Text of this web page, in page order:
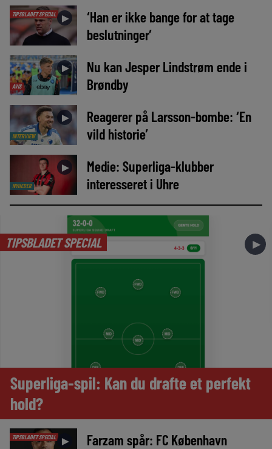
TIPSBLADET SPECIAL ►
‘Han er ikke bange for at tage
beslutninger’
AVIS
►
Nu kan Jesper Lindstrøm ende i
Brøndby
INTERVIEW
►
Reagerer på Larsson-bombe: ‘En
vild historie’
NYHEDER
►
Medie: Superliga-klubber
interesseret i Uhre
TIPSBLADET SPECIAL ►
Superliga-spil: Kan du drafte et perfekt
hold?
TIPSBLADET SPECIAL ►
Farzam spår: FC København